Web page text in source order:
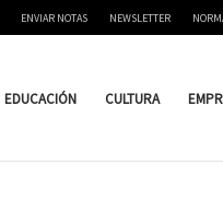
ENVIAR NOTAS NEWSLETTER
EDUCACIÓN CULTURA